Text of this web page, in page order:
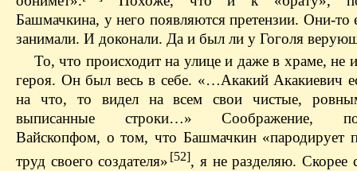
Башмачкина, у него появляются претензии. Они-то
занимали. И доконали. Да и был ли у Гоголя
То, что происходит на улице и даже в храме, не
героя. Он был весь в себе. «…Акакий Акакиевич
на что, то видел на всем свои чистые,
выписанные строки…» Соображение,
Вайскопфом, о том, что Башмачкин «пародирует
труд своего создателя» [52], я не разделяю. Скорее